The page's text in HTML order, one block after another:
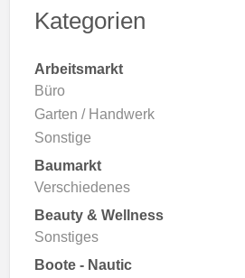
Kategorien
Arbeitsmarkt
Büro
Garten / Handwerk
Sonstige
Baumarkt
Verschiedenes
Beauty & Wellness
Sonstiges
Boote - Nautic